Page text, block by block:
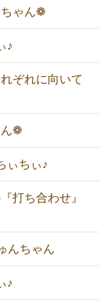
ゃん❁
♪
ぞれに向いて
❁
ぃちぃ♪
打ち合わせ』
ちゃん
♪